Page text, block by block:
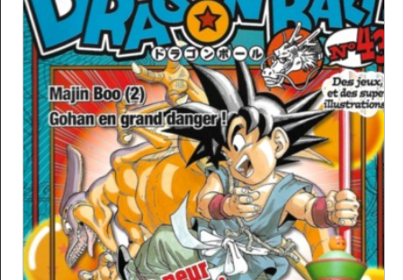
Archives TV ▼
AB Hit▼
Bonus ▼